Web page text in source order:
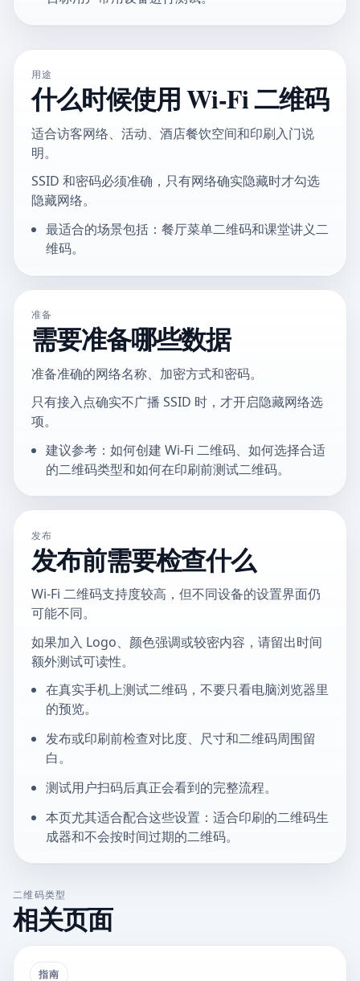
用途
什么时候使用 Wi-Fi 二维码
适合访客网络、活动、酒店餐饮空间和印刷入门说
明。
SSID 和密码必须准确，只有网络确实隐藏时才勾选
隐藏网络。
最适合的场景包括：餐厅菜单二维码和课堂讲义二
维码。
准备
需要准备哪些数据
准备准确的网络名称、加密方式和密码。
只有接入点确实不广播 SSID 时，才开启隐藏网络选
项。
建议参考：如何创建 Wi-Fi 二维码、如何选择合适
的二维码类型和如何在印刷前测试二维码。
发布
发布前需要检查什么
Wi-Fi 二维码支持度较高，但不同设备的设置界面仍
可能不同。
如果加入 Logo、颜色强调或较密内容，请留出时间
额外测试可读性。
在真实手机上测试二维码，不要只看电脑浏览器里
的预览。
发布或印刷前检查对比度、尺寸和二维码周围留
白。
测试用户扫码后真正会看到的完整流程。
本页尤其适合配合这些设置：适合印刷的二维码生
成器和不会按时间过期的二维码。
二维码类型
相关页面
指南